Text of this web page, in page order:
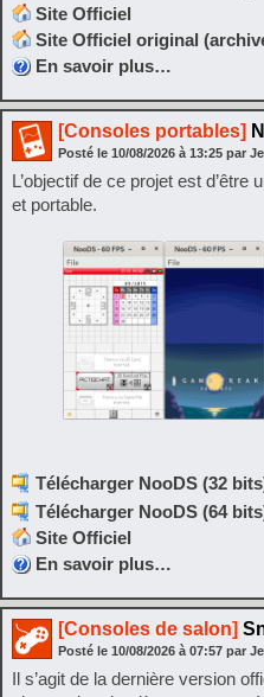
Site Officiel
Site Officiel original
En savoir plus…
[Consoles portables]
Posté le 10/08/2026 à 13:25 par
L’objectif de ce projet est
et portable.
Télécharger NooDS (32
Télécharger NooDS (64
Site Officiel
En savoir plus…
[Consoles de salon]
Posté le 10/08/2026 à 07:57 par
Il s’agit de la dernière version